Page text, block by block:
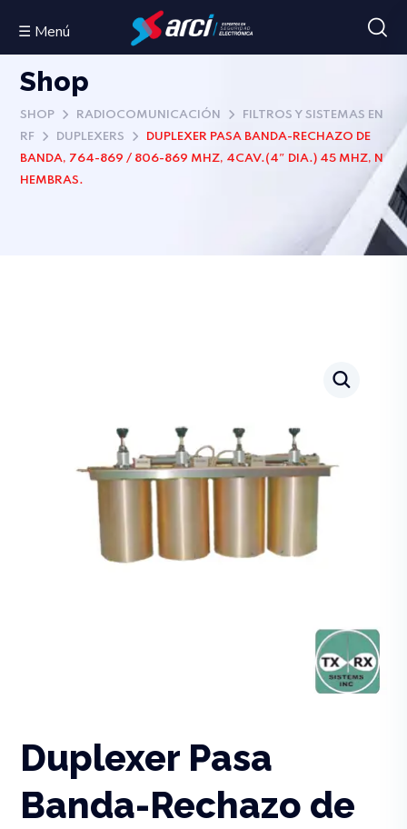
☰ Menú
Shop
SHOP RADIOCOMUNICACIÓN
FILTROS Y SISTEMAS EN
RF
DUPLEXERS
DUPLEXER PASA BANDA-RECHAZO DE
BANDA, 764-869 / 806-869 MHZ, 4CAV.(4″ DIA.) 45 MHZ, N
HEMBRAS.
Duplexer Pasa
Banda-Rechazo de